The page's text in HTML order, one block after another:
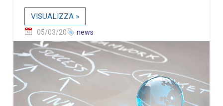
VISUALIZZA »
05/03/20 news